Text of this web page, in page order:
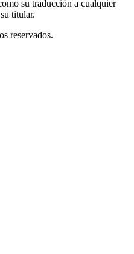
su traducción a cualquier
titular.
reservados.